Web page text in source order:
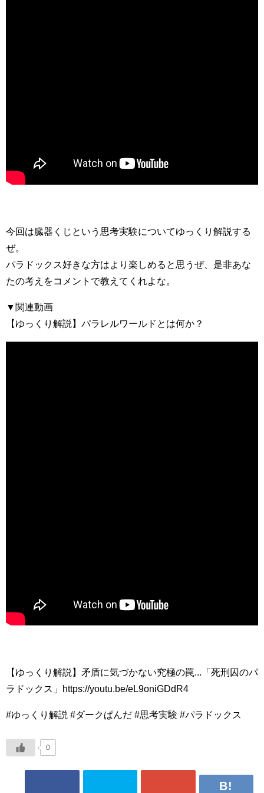
今回は臓器くじという思考実験についてゆっくり解説する
ぜ。
パラドックス好きな方はより楽しめると思うぜ、是非あな
たの考えをコメントで教えてくれよな。
▼関連動画
【ゆっくり解説】パラレルワールドとは何か？
【ゆっくり解説】矛盾に気づかない究極の罠...「死刑囚のパ
ラドックス」https://youtu.be/eL9oniGDdR4
#ゆっくり解説 #ダークぱんだ #思考実験 #パラドックス
0